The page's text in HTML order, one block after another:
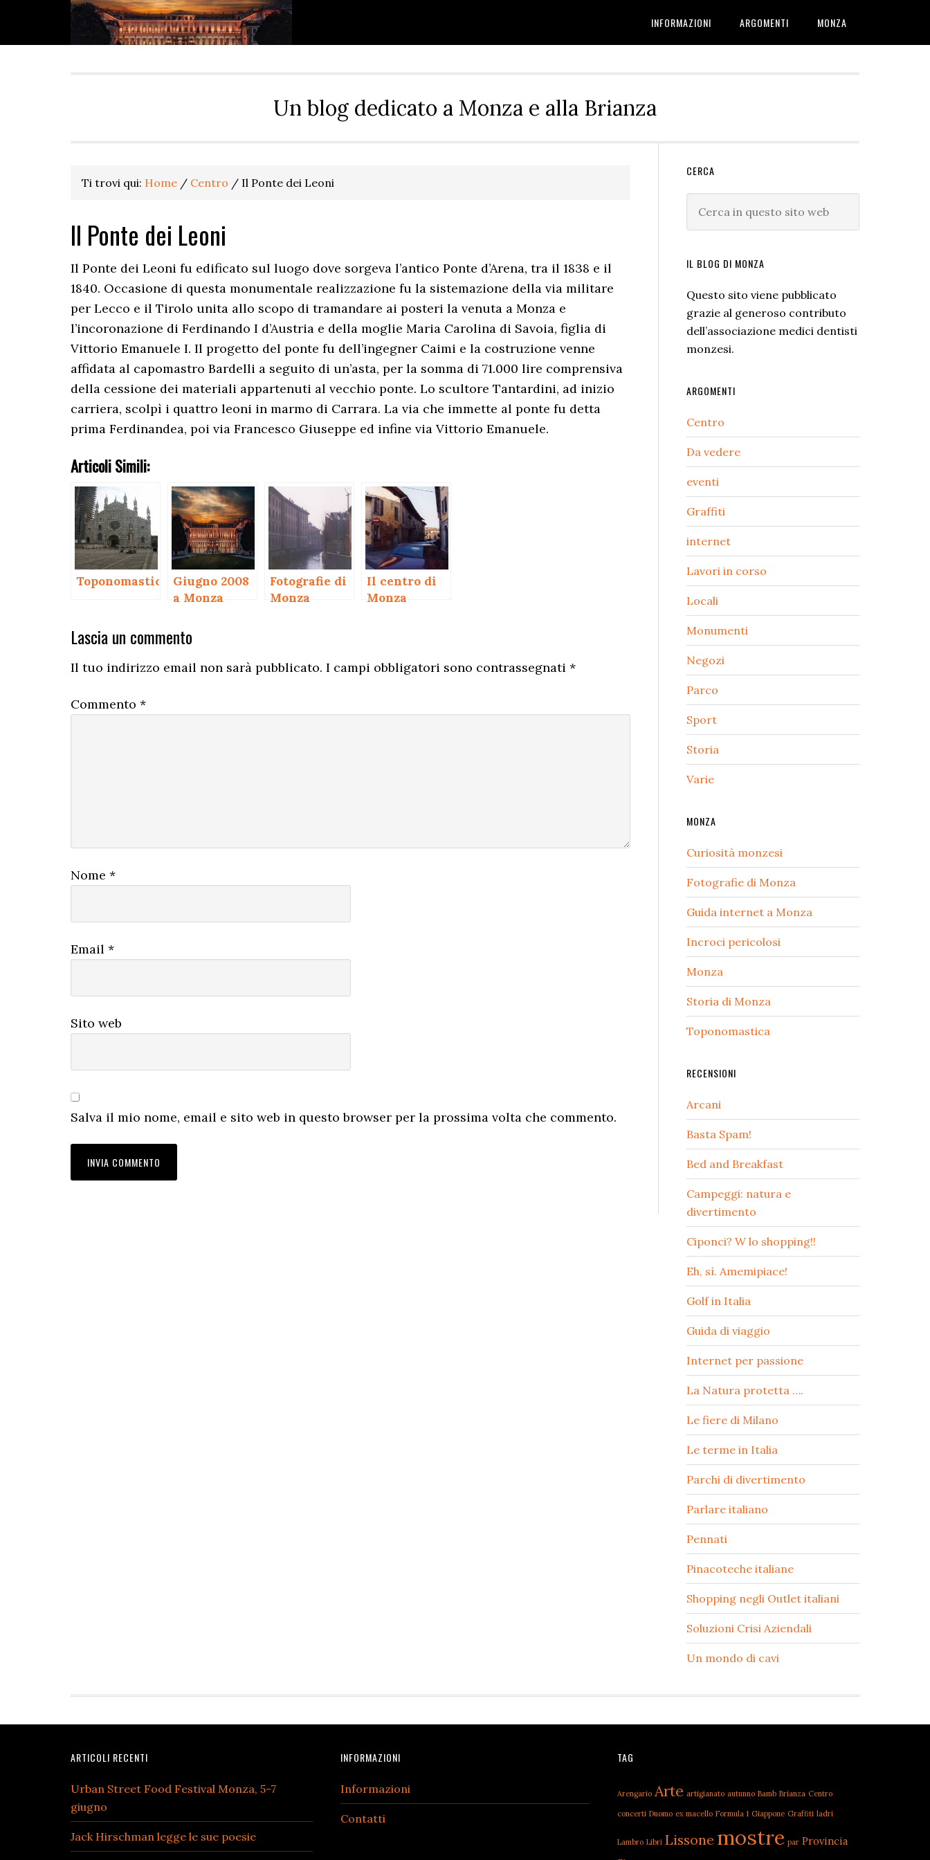
INFORMAZIONI ARGOMENTI MONZA
Un blog dedicato a Monza e alla Brianza
Ti trovi qui: Home / Centro / Il Ponte dei Leoni
Il Ponte dei Leoni
Il Ponte dei Leoni fu edificato sul luogo dove sorgeva l’antico Ponte d’Arena, tra il 1838 e il
1840. Occasione di questa monumentale realizzazione fu la sistemazione della via militare
per Lecco e il Tirolo unita allo scopo di tramandare ai posteri la venuta a Monza e
l’incoronazione di Ferdinando I d’Austria e della moglie Maria Carolina di Savoia, figlia di
Vittorio Emanuele I. Il progetto del ponte fu dell’ingegner Caimi e la costruzione venne
affidata al capomastro Bardelli a seguito di un’asta, per la somma di 71.000 lire comprensiva
della cessione dei materiali appartenuti al vecchio ponte. Lo scultore Tantardini, ad inizio
carriera, scolpì i quattro leoni in marmo di Carrara. La via che immette al ponte fu detta
prima Ferdinandea, poi via Francesco Giuseppe ed infine via Vittorio Emanuele.
Articoli Simili:
Toponomastica
Giugno 2008
a Monza
Fotografie di
Monza
Il centro di
Monza
Interazioni
del
Lascia un commento
Il tuo indirizzo email non sarà pubblicato. I campi obbligatori sono contrassegnati *
Commento *
Nome *
Email *
Sito web
Salva il mio nome, email e sito web in questo browser per la prossima volta che commento.
Barra
laterale
primaria
CERCA
IL BLOG DI MONZA
Questo sito viene pubblicato
grazie al generoso contributo
dell’associazione medici dentisti
monzesi.
ARGOMENTI
Centro
Da vedere
eventi
Graffiti
internet
Lavori in corso
Locali
Monumenti
Negozi
Parco
Sport
Storia
Varie
MONZA
Curiosità monzesi
Fotografie di Monza
Guida internet a Monza
Incroci pericolosi
Monza
Storia di Monza
Toponomastica
RECENSIONI
Arcani
Basta Spam!
Bed and Breakfast
Campeggi: natura e
divertimento
Ciponci? W lo shopping!!
Eh, sì. Amemipiace!
Golf in Italia
Guida di viaggio
Internet per passione
La Natura protetta ….
Le fiere di Milano
Le terme in Italia
Parchi di divertimento
Parlare italiano
Pennati
Pinacoteche italiane
Shopping negli Outlet italiani
Soluzioni Crisi Aziendali
Un mondo di cavi
ARTICOLI RECENTI
Urban Street Food Festival Monza, 5-7
giugno
Jack Hirschman legge le sue poesie
INFORMAZIONI
Informazioni
Contatti
TAG
Arengario Arte artigianato autunno Bamb Brianza Centro
concerti Duomo ex macello Formula 1 Giappone Graffiti ladri
Lambro Libri Lissone mostre par Provincia